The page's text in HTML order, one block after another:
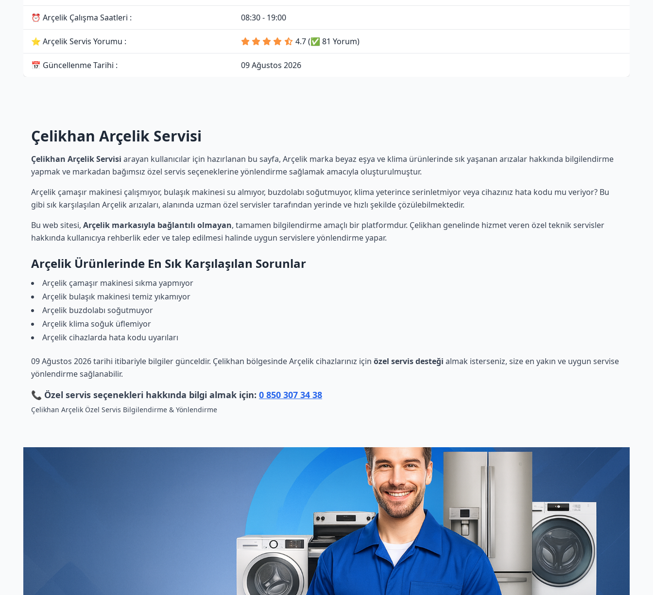
⏰ Arçelik Çalışma Saatleri : 08:30 - 19:00
⭐ Arçelik Servis Yorumu : 4.7 (✅ 81 Yorum)
📅 Güncellenme Tarihi : 09 Ağustos 2026
Çelikhan Arçelik Servisi
Çelikhan Arçelik Servisi arayan kullanıcılar için hazırlanan bu sayfa, Arçelik marka beyaz eşya ve klima ürünlerinde sık yaşanan arızalar hakkında bilgilendirme
yapmak ve markadan bağımsız özel servis seçeneklerine yönlendirme sağlamak amacıyla oluşturulmuştur.
Arçelik çamaşır makinesi çalışmıyor, bulaşık makinesi su almıyor, buzdolabı soğutmuyor, klima yeterince serinletmiyor veya cihazınız hata kodu mu veriyor? Bu
gibi sık karşılaşılan Arçelik arızaları, alanında uzman özel servisler tarafından yerinde ve hızlı şekilde çözülebilmektedir.
Bu web sitesi, Arçelik markasıyla bağlantılı olmayan, tamamen bilgilendirme amaçlı bir platformdur. Çelikhan genelinde hizmet veren özel teknik servisler
hakkında kullanıcıya rehberlik eder ve talep edilmesi halinde uygun servislere yönlendirme yapar.
Arçelik Ürünlerinde En Sık Karşılaşılan Sorunlar
Arçelik çamaşır makinesi sıkma yapmıyor
Arçelik bulaşık makinesi temiz yıkamıyor
Arçelik buzdolabı soğutmuyor
Arçelik klima soğuk üflemiyor
Arçelik cihazlarda hata kodu uyarıları
09 Ağustos 2026 tarihi itibariyle bilgiler günceldir. Çelikhan bölgesinde Arçelik cihazlarınız için özel servis desteği almak isterseniz, size en yakın ve uygun servise
yönlendirme sağlanabilir.
📞 Özel servis seçenekleri hakkında bilgi almak için: 0 850 307 34 38
Çelikhan Arçelik Özel Servis Bilgilendirme & Yönlendirme